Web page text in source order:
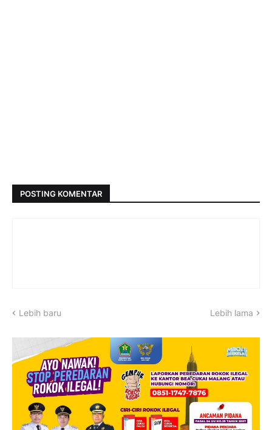
POSTING KOMENTAR
Lebih baru Lebih lama